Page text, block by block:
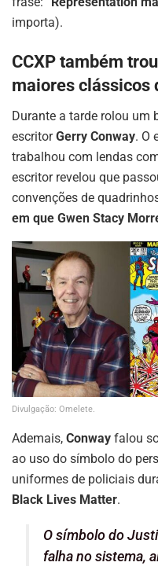
importa).
CCXP também
maiores clássicos
Durante a tarde rolou um
escritorGerry Conway. O
trabalhou com lendas
escritor revelou que
convenções de
em que Gwen Stacy
Divulgação: Omelete.
Ademais, Conway falou
ao uso do símbolo do
uniformes de policiais
Black Lives Matter.
O símbolo do
falha no sistema,